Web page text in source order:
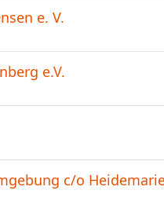
e. V.
e.V.
c/o